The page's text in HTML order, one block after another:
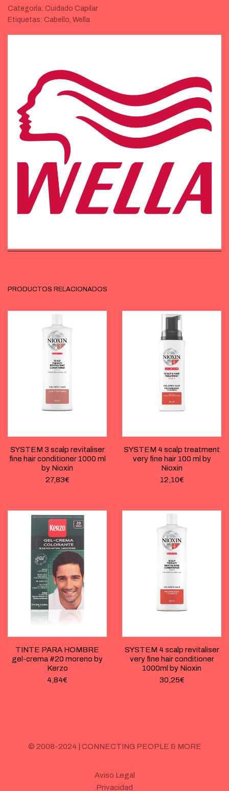
Categoría: Cuidado Capilar
Etiquetas: Cabello, Wella
PRODUCTOS RELACIONADOS
SYSTEM 3 scalp revitaliser
fine hair conditioner 1000 ml
by Nioxin
27,83€
SYSTEM 4 scalp treatment
very fine hair 100 ml by
Nioxin
12,10€
TINTE PARA HOMBRE
gel-crema #20 moreno by
Kerzo
4,84€
SYSTEM 4 scalp revitaliser
very fine hair conditioner
1000ml by Nioxin
30,25€
© 2008-2024 | CONNECTING PEOPLE & MORE
Aviso Legal
Privacidad